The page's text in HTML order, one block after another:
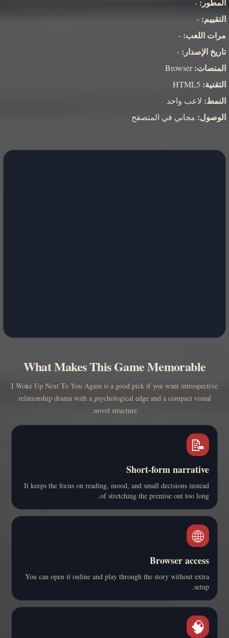
المطور: -
التقييم: -
مرات اللعب: -
تاريخ الإصدار: -
المنصات:Browser
التقنية:
النمط: لاعب واحد
الوصول: مجاني في المتصفح
What Makes This Game Memorable
I Woke Up Next To You Again is a good pick if you want introspective
relationship drama with a psychological edge and a compact visual
novel structure.
📝
Short-form narrative
It keeps the focus on reading, mood, and small decisions instead
of stretching the premise out too long.
🌐
Browser access
You can open it online and play through the story without extra
setup.
🧠